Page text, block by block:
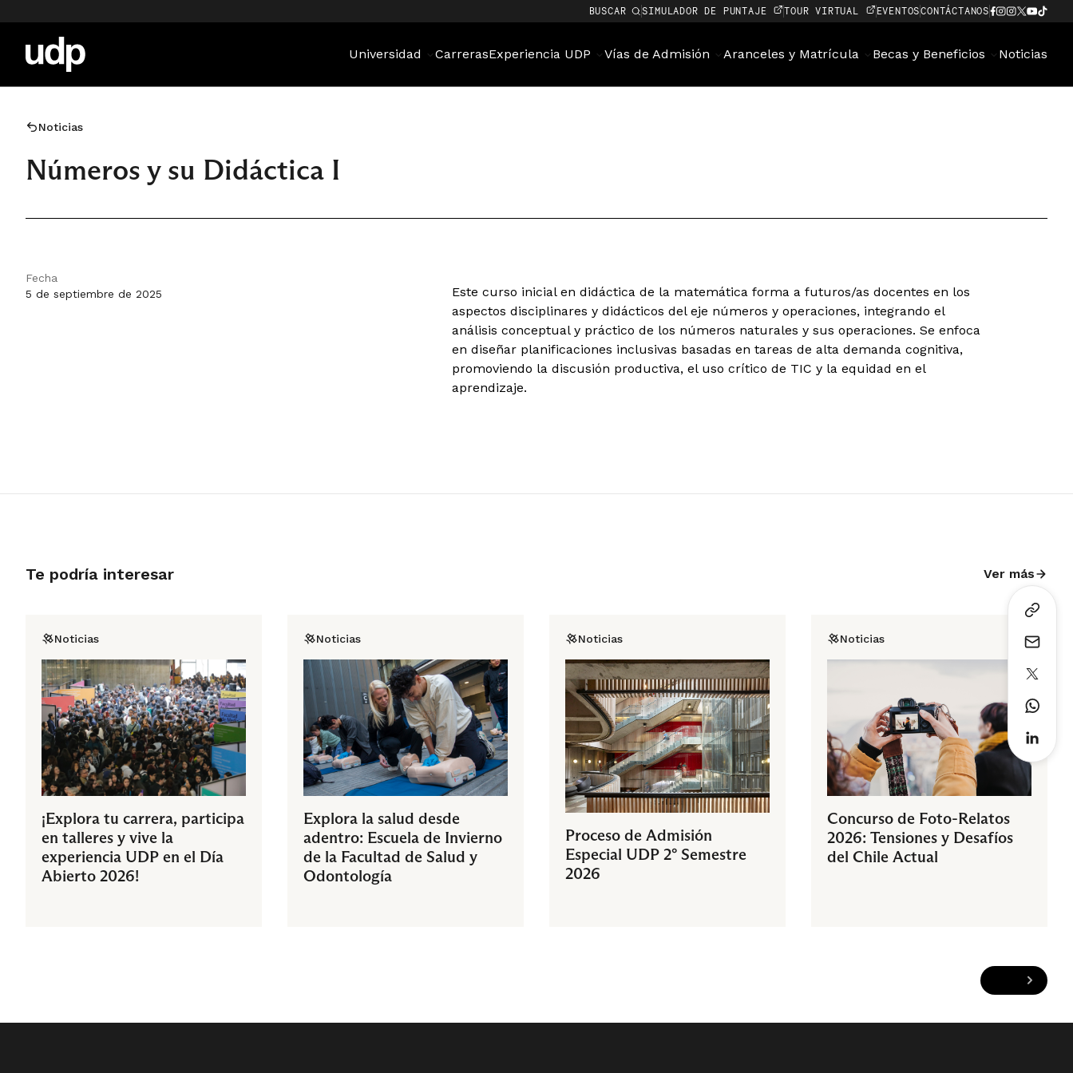
BUSCAR SIMULADOR DE PUNTAJE TOUR VIRTUAL EVENTOSCONTÁCTANOS
Universidad CarrerasExperiencia UDP Vías de Admisión Aranceles y Matrícula Becas y Beneficios Noticias
Noticias
Números y su Didáctica I
Fecha
5 de septiembre de 2025
Este curso inicial en didáctica de la matemática forma a futuros/as docentes en los
aspectos disciplinares y didácticos del eje números y operaciones, integrando el
análisis conceptual y práctico de los números naturales y sus operaciones. Se enfoca
en diseñar planificaciones inclusivas basadas en tareas de alta demanda cognitiva,
promoviendo la discusión productiva, el uso crítico de TIC y la equidad en el
aprendizaje.
Te podría interesar Ver más
Noticias
¡Explora tu carrera, participa
en talleres y vive la
experiencia UDP en el Día
Abierto 2026!
Noticias
Explora la salud desde
adentro: Escuela de Invierno
de la Facultad de Salud y
Odontología
Noticias
Proceso de Admisión
Especial UDP 2° Semestre
2026
Noticias
Concurso de Foto-Relatos
2026: Tensiones y Desafíos
del Chile Actual